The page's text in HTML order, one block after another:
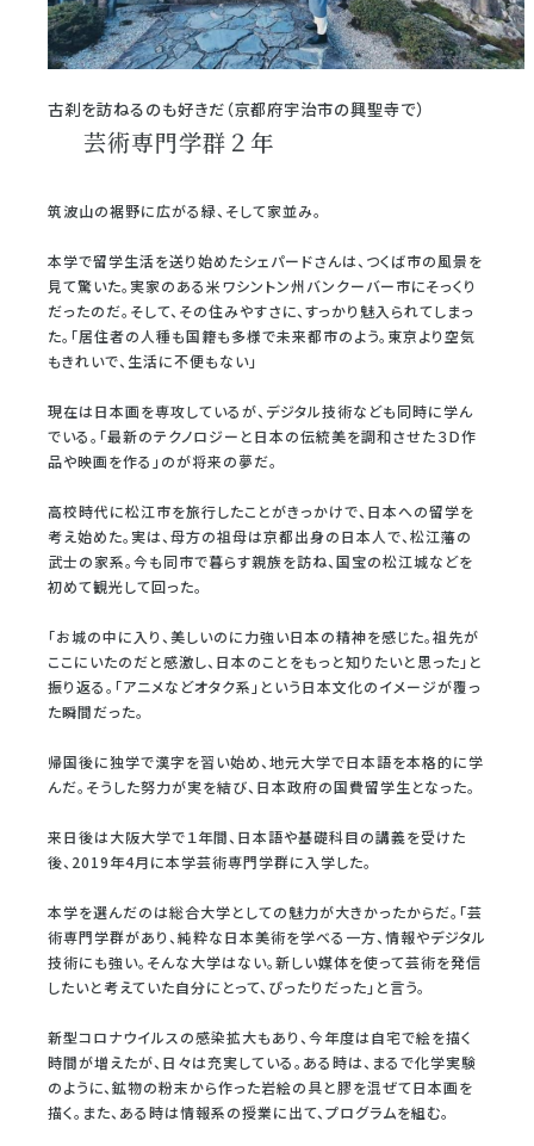
古刹を訪ねるのも好きだ（京都府宇治市の興聖寺で）
芸術専門学群２年
筑波山の裾野に広がる緑、そして家並み。
本学で留学生活を送り始めたシェパードさんは、つくば市の風景を
見て驚いた。実家のある米ワシントン州バンクーバー市にそっくり
だったのだ。そして、その住みやすさに、すっかり魅入られてしまっ
た。「居住者の人種も国籍も多様で未来都市のよう。東京より空気
もきれいで、生活に不便もない」
現在は日本画を専攻しているが、デジタル技術なども同時に学ん
でいる。「最新のテクノロジーと日本の伝統美を調和させた３Ｄ作
品や映画を作る」のが将来の夢だ。
高校時代に松江市を旅行したことがきっかけで、日本への留学を
考え始めた。実は、母方の祖母は京都出身の日本人で、松江藩の
武士の家系。今も同市で暮らす親族を訪ね、国宝の松江城などを
初めて観光して回った。
「お城の中に入り、美しいのに力強い日本の精神を感じた。祖先が
ここにいたのだと感激し、日本のことをもっと知りたいと思った」と
振り返る。「アニメなどオタク系」という日本文化のイメージが覆っ
た瞬間だった。
帰国後に独学で漢字を習い始め、地元大学で日本語を本格的に学
んだ。そうした努力が実を結び、日本政府の国費留学生となった。
来日後は大阪大学で１年間、日本語や基礎科目の講義を受けた
後、2019年4月に本学芸術専門学群に入学した。
本学を選んだのは総合大学としての魅力が大きかったからだ。「芸
術専門学群があり、純粋な日本美術を学べる一方、情報やデジタル
技術にも強い。そんな大学はない。新しい媒体を使って芸術を発信
したいと考えていた自分にとって、ぴったりだった」と言う。
新型コロナウイルスの感染拡大もあり、今年度は自宅で絵を描く
時間が増えたが、日々は充実している。ある時は、まるで化学実験
のように、鉱物の粉末から作った岩絵の具と膠を混ぜて日本画を
描く。また、ある時は情報系の授業に出て、プログラムを組む。